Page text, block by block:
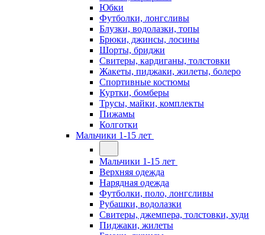
Юбки
Футболки, лонгсливы
Блузки, водолазки, топы
Брюки, джинсы, лосины
Шорты, бриджи
Свитеры, кардиганы, толстовки
Жакеты, пиджаки, жилеты, болеро
Спортивные костюмы
Куртки, бомберы
Трусы, майки, комплекты
Пижамы
Колготки
Мальчики 1-15 лет
Мальчики 1-15 лет
Верхняя одежда
Нарядная одежда
Футболки, поло, лонгсливы
Рубашки, водолазки
Свитеры, джемпера, толстовки, худи
Пиджаки, жилеты